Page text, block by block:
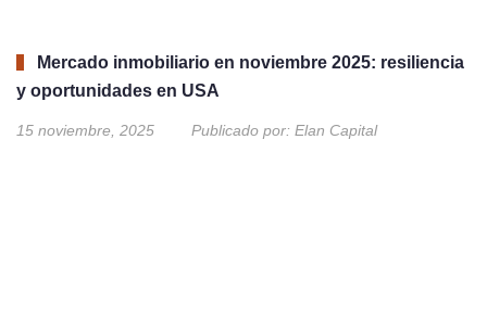
Mercado inmobiliario en noviembre 2025: resiliencia
y oportunidades en USA
15 noviembre, 2025 Publicado por: Elan Capital